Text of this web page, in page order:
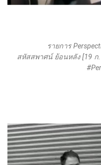
รายการ
สหัสสพาศน์ ย้อนหลัง [19 ก